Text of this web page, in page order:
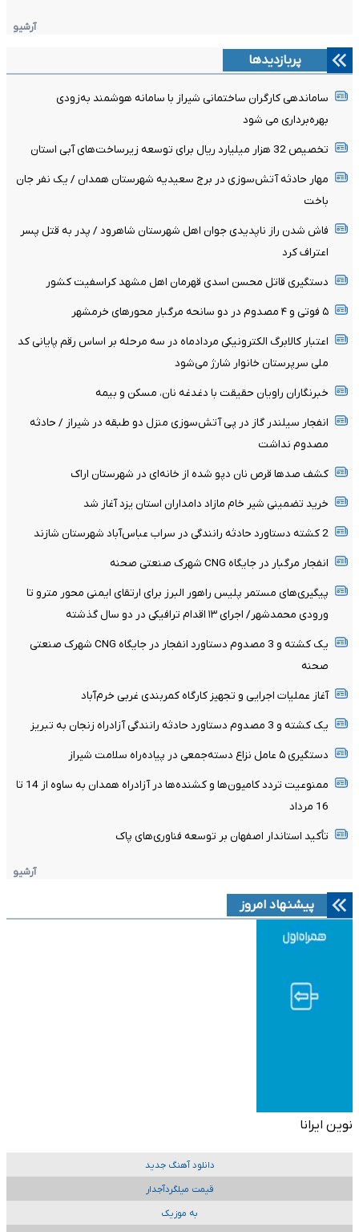
آرشیو
پربازدیدها
ساماندهی کارگران ساختمانی شیراز با سامانه هوشمند به‌زودی
بهره‌برداری می شود
تخصیص 32 هزار میلیارد ریال برای توسعه زیرساخت‌های آبی استان
مهار حادثه آتش‌سوزی در برج سعیدیه شهرستان همدان / یک نفر جان
باخت
فاش شدن راز ناپدیدی جوان اهل شهرستان شاهرود / پدر به قتل پسر
اعتراف کرد
دستگیری قاتل محسن اسدی قهرمان اهل مشهد کراسفیت کشور
۵ فوتی و ۴ مصدوم در دو سانحه مرگبار محورهای خرمشهر
اعتبار کالابرگ الکترونیکی مردادماه در سه مرحله بر اساس رقم پایانی کد
ملی سرپرستان خانوار شارژ می‌شود
خبرنگاران راویان حقیقت با دغدغه نان، مسکن و بیمه
انفجار سیلندر گاز در پی آتش‌سوزی منزل دو طبقه در شیراز / حادثه
مصدوم نداشت
کشف صدها قرص نان دپو شده از خانه‌ای در شهرستان اراک
خرید تضمینی شیر خام مازاد دامداران استان یزد آغاز شد
2 کشته دستاورد حادثه رانندگی در سراب عباس‌آباد شهرستان شازند
انفجار مرگبار در جایگاه CNG شهرک صنعتی صحنه
پیگیری‌های مستمر پلیس راهور البرز برای ارتقای ایمنی محور مترو تا
ورودی محمدشهر/ اجرای ۱۳ اقدام ترافیکی در دو سال گذشته
یک کشته و 3 مصدوم دستاورد انفجار در جایگاه CNG شهرک صنعتی
صحنه
آغاز عملیات اجرایی و تجهیز کارگاه کمربندی غربی خرم‌آباد
یک کشته و 3 مصدوم دستاورد حادثه رانندگی آزادراه زنجان به تبریز
دستگیری ۵ عامل نزاع دسته‌جمعی در پیاده‌راه سلامت شیراز
ممنوعیت تردد کامیون‌ها و کشنده‌ها در آزادراه همدان به ساوه از 14 تا
16 مرداد
تأکید استاندار اصفهان بر توسعه فناوری‌های پاک
آرشیو
پیشنهاد امروز
نوین ایرانا
دانلود آهنگ جدید
قیمت میلگردآجدار
به موزیک